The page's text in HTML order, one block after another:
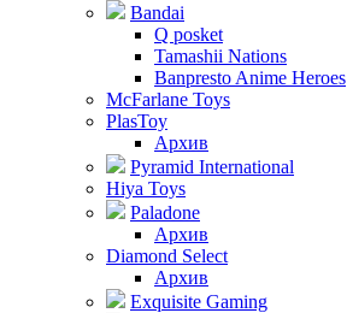
Bandai
Q posket
Tamashii Nations
Banpresto Anime Heroes
McFarlane Toys
PlasToy
Архив
Pyramid International
Hiya Toys
Paladone
Архив
Diamond Select
Архив
Exquisite Gaming